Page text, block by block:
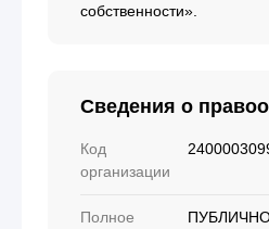
собственности».
Сведения о
Код
организации
Полное